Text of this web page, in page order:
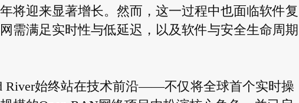
将迎来显著增长。然而，这一过程中也面临软件复
需满足实时性与低延迟，以及软件与安全生命周期
River始终站在技术前沿——不仅将全球首个实时操